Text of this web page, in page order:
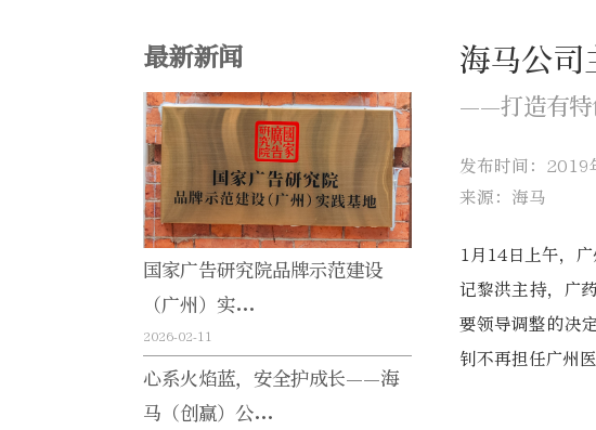
海马公司
——打造有特
发布时间：2019
来源：海马
1月14日上午，
记黎洪主持，广
要领导调整的决
钊不再担任广州
最新新闻
国家广告研究院品牌示范建设
（广州）实...
2026-02-11
心系火焰蓝，安全护成长——海
马（创赢）公...